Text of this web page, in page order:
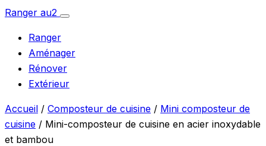
Aller
contenu
Ranger au2
Ouvrir
Ranger
Aménager
Rénover
Extérieur
Accueil / Composteur de cuisine / Mini composteur de
cuisine / Mini-composteur de cuisine en acier inoxydable
et bambou